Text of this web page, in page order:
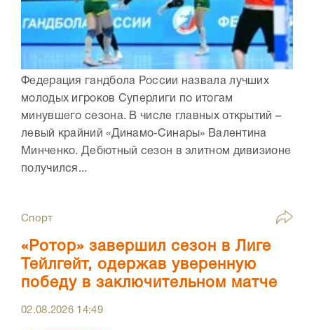
Федерация гандбола России назвала лучших
молодых игроков Суперлиги по итогам
минувшего сезона. В числе главных открытий –
левый крайний «Динамо‑Синары» Валентина
Минченко. Дебютный сезон в элитном дивизионе
получился...
Спорт
«Ротор» завершил сезон в Лиге
Тейлгейт, одержав уверенную
победу в заключительном матче
02.08.2026 14:49